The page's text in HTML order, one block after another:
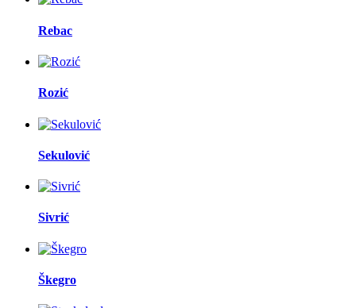
Rebac
Rozić
Sekulović
Sivrić
Škegro